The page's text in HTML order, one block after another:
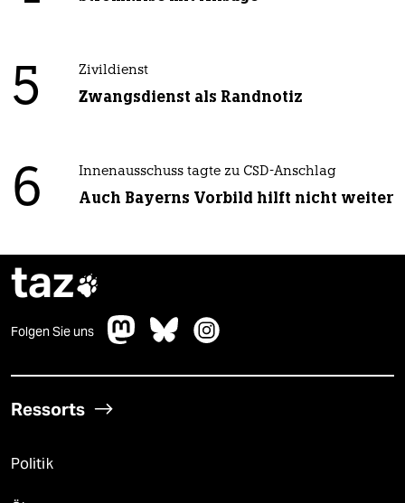
5 Zivildienst
Zwangsdienst als Randnotiz
6 Innenausschuss tagte zu CSD-Anschlag
Auch Bayerns Vorbild hilft nicht weiter
taz
Folgen Sie uns
Ressorts
Politik